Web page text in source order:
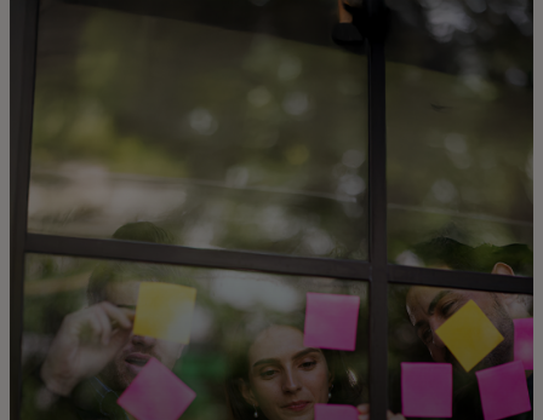
Для бизнеса
Для всего мира
Для новаторов
Новости и тренды